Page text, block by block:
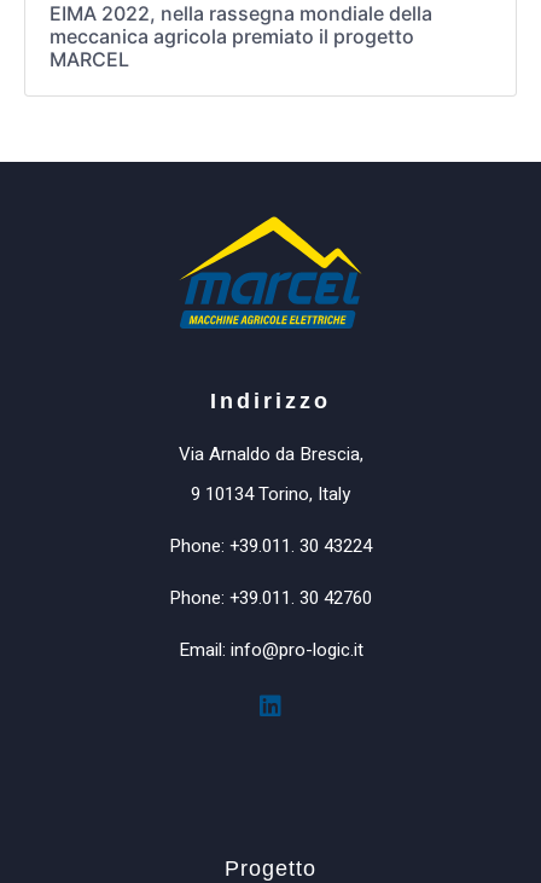
EIMA 2022, nella rassegna mondiale della
meccanica agricola premiato il progetto
MARCEL
Indirizzo
Via Arnaldo da Brescia,
9 10134 Torino, Italy
Phone: +39.011. 30 43224
Phone: +39.011. 30 42760
Email: info@pro-logic.it
Progetto